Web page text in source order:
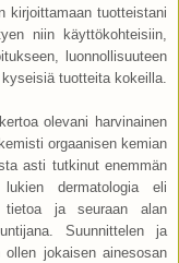
kirjoittamaan tuotteistani
niin käyttökohteisiin,
luonnollisuuteen
tuotteita kokeilla.
olevani harvinainen
orgaanisen kemian
asti tutkinut enemmän
dermatologia eli
ja seuraan alan
Suunnittelen ja
jokaisen ainesosan